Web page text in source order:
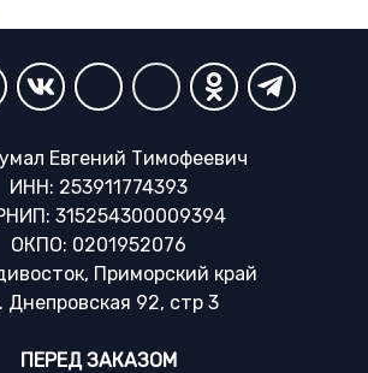
Евгений Тимофеевич
ИНН: 253911774393
315254300009394
ОКПО: 0201952076
Приморский край
Днепровская 92, стр 3
ПЕРЕД ЗАКАЗОМ